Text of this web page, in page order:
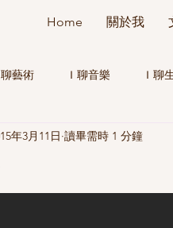
Home 關於我
聊藝術 Ｉ聊音樂 Ｉ聊
生觀 我那無知的過往-走跳
年3月11日 讀畢需時 1 分鐘